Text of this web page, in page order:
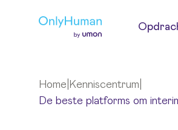
Home Kenniscentrum
De beste platforms om